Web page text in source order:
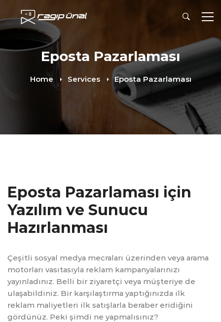
Eposta Pazarlaması
Home Services Eposta Pazarlaması
Eposta Pazarlaması için
Yazılım ve Sunucu
Hazırlanması
Çeşitli sosyal medya mecraları üzerinden veya arama
motorları vasıtasıyla reklam kampanyalarınızı
yayınladınız. Belli bir ziyaretçi veya müşteriye de
ulaşabildiniz. Bir karşılaştırma yaptığınızda ilk
reklam maliyetleri ilk satışlarla beraber eridiğini
gördünüz. Peki şimdi ne yapmalısınız?